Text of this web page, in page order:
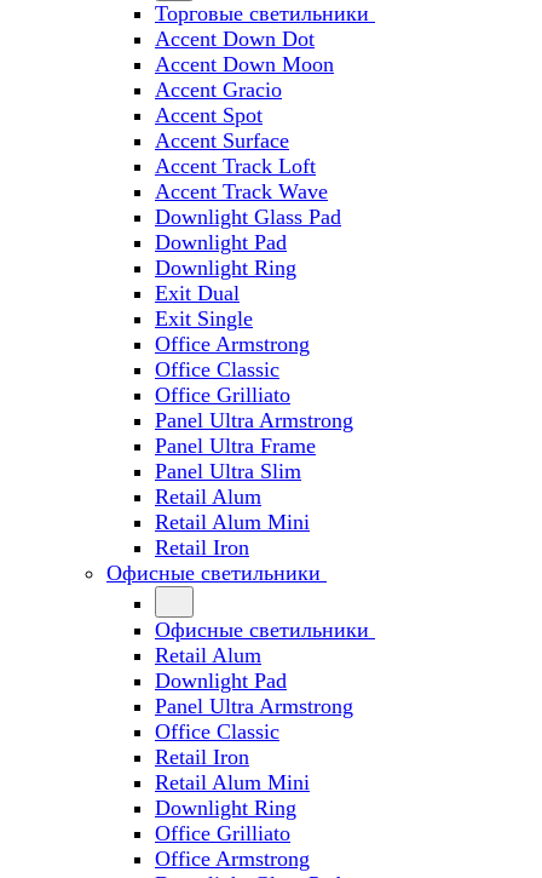
Торговые светильники
Accent Down Dot
Accent Down Moon
Accent Gracio
Accent Spot
Accent Surface
Accent Track Loft
Accent Track Wave
Downlight Glass Pad
Downlight Pad
Downlight Ring
Exit Dual
Exit Single
Office Armstrong
Office Classic
Office Grilliato
Panel Ultra Armstrong
Panel Ultra Frame
Panel Ultra Slim
Retail Alum
Retail Alum Mini
Retail Iron
Офисные светильники
Офисные светильники
Retail Alum
Downlight Pad
Panel Ultra Armstrong
Office Classic
Retail Iron
Retail Alum Mini
Downlight Ring
Office Grilliato
Office Armstrong